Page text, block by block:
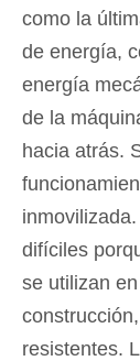
como la
de energía,
energía
de la
hacia atrás.
difíciles
se utilizan
resistentes.